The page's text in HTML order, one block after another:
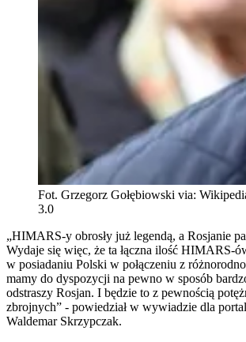
Fot. Grzegorz Gołębiowski via:
3.0
„HIMARS-y obrosły już legendą, a Rosjanie
Wydaje się więc, że ta łączna ilość HIMARS-
w posiadaniu Polski w połączeniu z
mamy do dyspozycji na pewno w sposób
odstraszy Rosjan. I będzie to z pewnością
zbrojnych” - powiedział w wywiadzie dla
Waldemar Skrzypczak.